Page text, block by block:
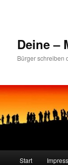
Deine –
Bürger schreiben
Start